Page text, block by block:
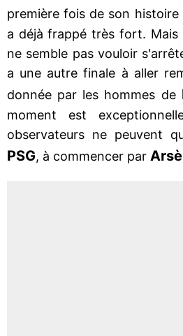
première fois de son
a déjà frappé très fort. Mais
ne semble pas vouloir
a une autre finale à aller
donnée par les hommes de
moment est
observateurs ne peuvent
PSG, à commencer par